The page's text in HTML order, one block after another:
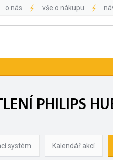
o nás vše o nákupu
PHILIPS
systém Kalendář akcí